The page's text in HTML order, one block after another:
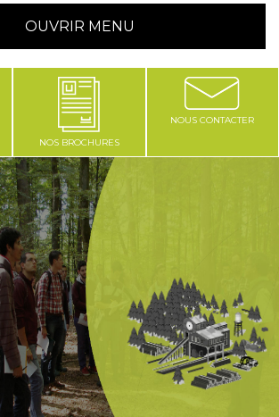
OUVRIR MENU
NOS BROCHURES
NOUS CONTACTER